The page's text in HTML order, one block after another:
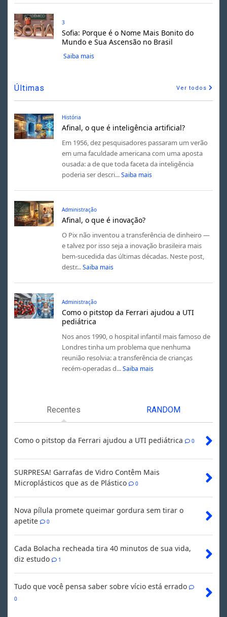
3
Sofia: Porque é o Nome Mais Bonito do
Mundo e Sua Ascensão no Brasil
Saiba mais
Últimas Ver todos
História
Afinal, o que é inteligência artificial?
Em 1956, dez pesquisadores passaram um verão
em uma faculdade americana com uma aposta
ousada: a de que toda faceta da inteligência
poderia ser descri... Saiba mais
Administração
Afinal, o que é inovação?
O Pix não inventou a transferência de dinheiro —
e talvez por isso seja a inovação brasileira mais
bem-sucedida das últimas décadas. Neste post,
destr... Saiba mais
Administração
Como o pitstop da Ferrari ajudou a UTI
pediátrica
Nos anos 1990, o hospital infantil mais famoso de
Londres tinha um problema que nenhuma
reunião resolvia: a transferência de crianças
recém-operadas d... Saiba mais
Recentes RANDOM
Como o pitstop da Ferrari ajudou a UTI pediátrica 0
SURPRESA! Garrafas de Vidro Contêm Mais
Microplásticos que as de Plástico
0
Nova pílula promete queimar gordura sem tirar o
apetite
0
Cada Bolacha recheada tira 40 minutos de sua vida,
diz estudo
1
Tudo que você pensa saber sobre vício está errado
0